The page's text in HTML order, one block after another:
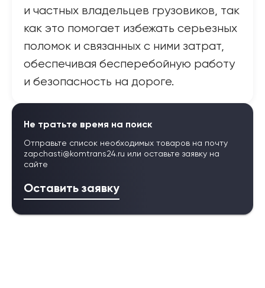
и частных владельцев грузовиков, так
как это помогает избежать серьезных
поломок и связанных с ними затрат,
обеспечивая бесперебойную работу
и безопасность на дороге.
Не тратьте время на поиск
Отправьте список необходимых товаров на почту
zapchasti@komtrans24.ru или оставьте заявку на
сайте
Оставить заявку